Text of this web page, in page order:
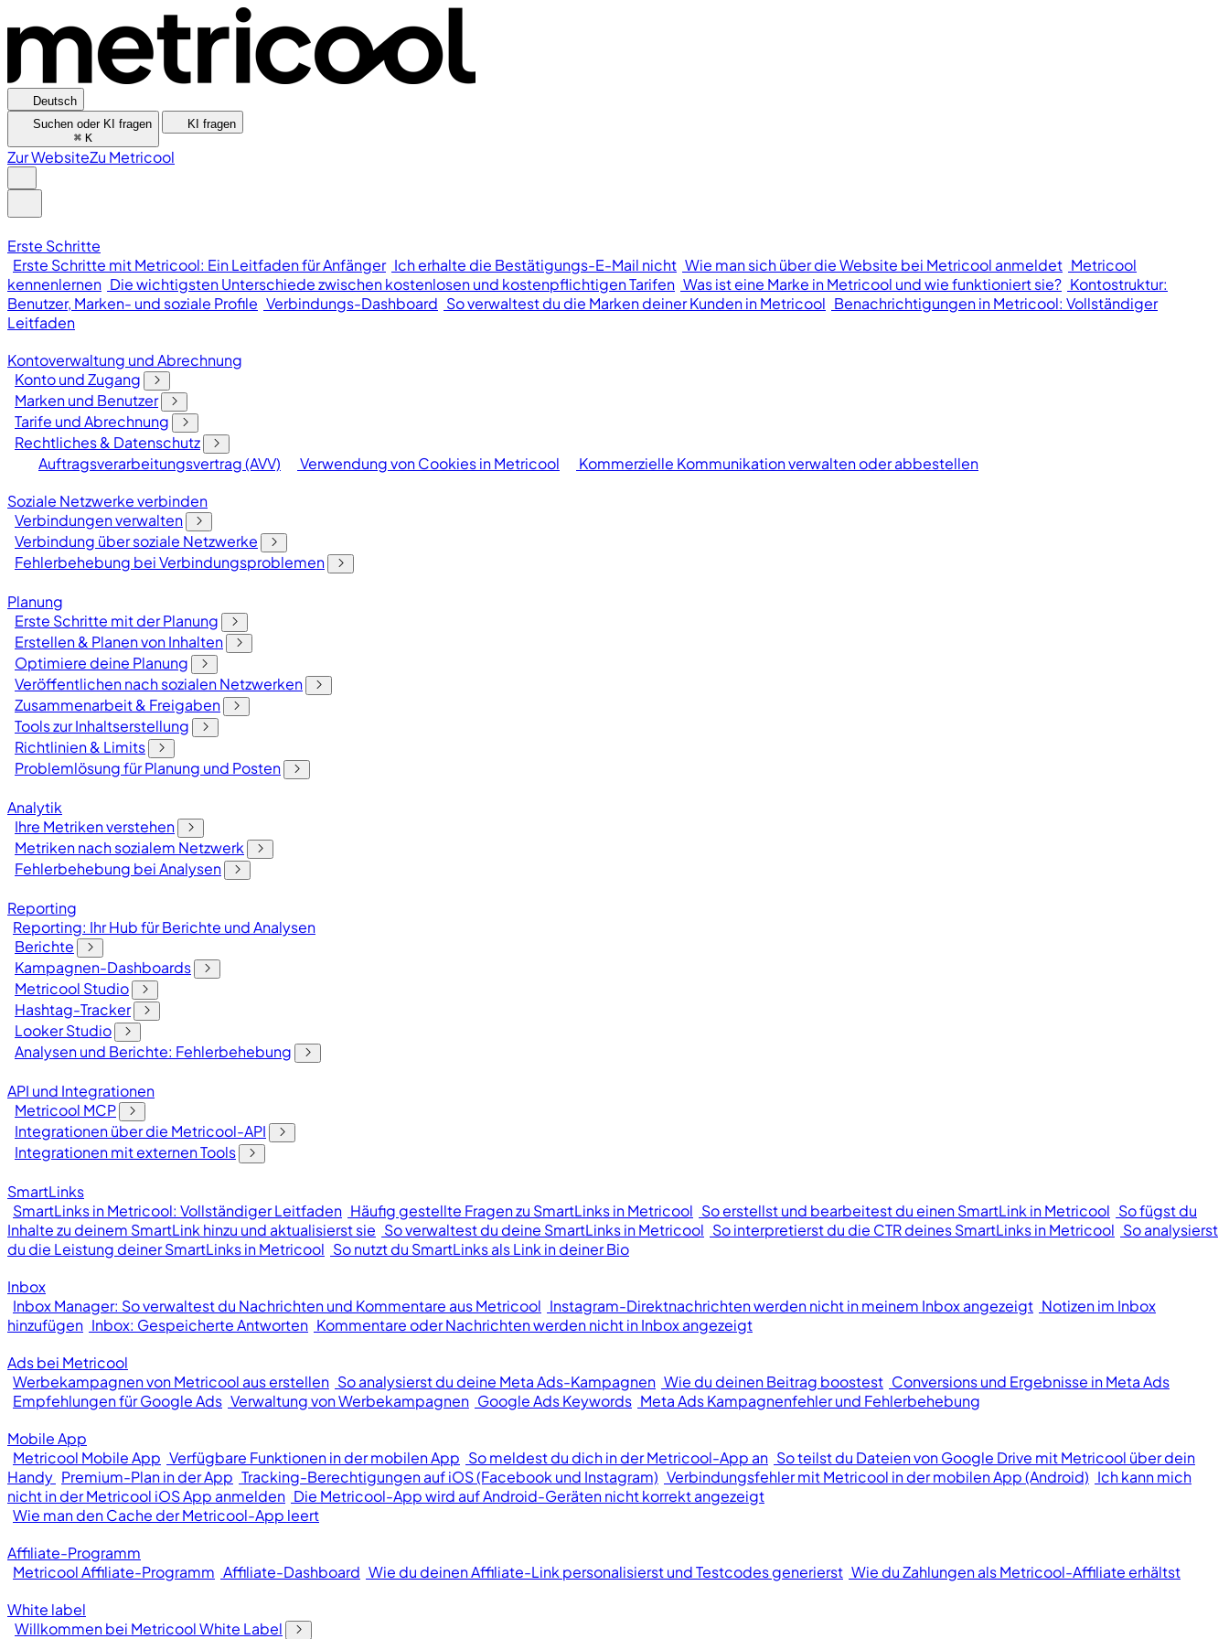
Deutsch
Suchen oder KI fragen
⌘ K
KI fragen
Zur WebsiteZu Metricool
Erste Schritte
Erste Schritte mit Metricool: Ein Leitfaden für Anfänger Ich erhalte die Bestätigungs-E-Mail nicht Wie man sich über die Website bei Metricool anmeldet Metricool
kennenlernen Die wichtigsten Unterschiede zwischen kostenlosen und kostenpflichtigen Tarifen Was ist eine Marke in Metricool und wie funktioniert sie? Kontostruktur:
Benutzer, Marken- und soziale Profile Verbindungs-Dashboard So verwaltest du die Marken deiner Kunden in Metricool Benachrichtigungen in Metricool: Vollständiger
Leitfaden
Kontoverwaltung und Abrechnung
Konto und Zugang
Marken und Benutzer
Tarife und Abrechnung
Rechtliches & Datenschutz
Auftragsverarbeitungsvertrag (AVV)
Verwendung von Cookies in Metricool
Kommerzielle Kommunikation verwalten oder abbestellen
Soziale Netzwerke verbinden
Verbindungen verwalten
Verbindung über soziale Netzwerke
Fehlerbehebung bei Verbindungsproblemen
Planung
Erste Schritte mit der Planung
Erstellen & Planen von Inhalten
Optimiere deine Planung
Veröffentlichen nach sozialen Netzwerken
Zusammenarbeit & Freigaben
Tools zur Inhaltserstellung
Richtlinien & Limits
Problemlösung für Planung und Posten
Analytik
Ihre Metriken verstehen
Metriken nach sozialem Netzwerk
Fehlerbehebung bei Analysen
Reporting
Reporting: Ihr Hub für Berichte und Analysen
Berichte
Kampagnen-Dashboards
Metricool Studio
Hashtag-Tracker
Looker Studio
Analysen und Berichte: Fehlerbehebung
API und Integrationen
Metricool MCP
Integrationen über die Metricool-API
Integrationen mit externen Tools
SmartLinks
SmartLinks in Metricool: Vollständiger Leitfaden Häufig gestellte Fragen zu SmartLinks in Metricool So erstellst und bearbeitest du einen SmartLink in Metricool So fügst du
Inhalte zu deinem SmartLink hinzu und aktualisierst sie So verwaltest du deine SmartLinks in Metricool So interpretierst du die CTR deines SmartLinks in Metricool So analysierst
du die Leistung deiner SmartLinks in Metricool So nutzt du SmartLinks als Link in deiner Bio
Inbox
Inbox Manager: So verwaltest du Nachrichten und Kommentare aus Metricool Instagram-Direktnachrichten werden nicht in meinem Inbox angezeigt Notizen im Inbox
hinzufügen Inbox: Gespeicherte Antworten Kommentare oder Nachrichten werden nicht in Inbox angezeigt
Ads bei Metricool
Werbekampagnen von Metricool aus erstellen So analysierst du deine Meta Ads-Kampagnen Wie du deinen Beitrag boostest Conversions und Ergebnisse in Meta Ads
Empfehlungen für Google Ads Verwaltung von Werbekampagnen Google Ads Keywords Meta Ads Kampagnenfehler und Fehlerbehebung
Mobile App
Metricool Mobile App Verfügbare Funktionen in der mobilen App So meldest du dich in der Metricool-App an So teilst du Dateien von Google Drive mit Metricool über dein
Handy Premium-Plan in der App Tracking-Berechtigungen auf iOS (Facebook und Instagram) Verbindungsfehler mit Metricool in der mobilen App (Android) Ich kann mich
nicht in der Metricool iOS App anmelden Die Metricool-App wird auf Android-Geräten nicht korrekt angezeigt
Wie man den Cache der Metricool-App leert
Affiliate-Programm
Metricool Affiliate-Programm Affiliate-Dashboard Wie du deinen Affiliate-Link personalisierst und Testcodes generierst Wie du Zahlungen als Metricool-Affiliate erhältst
White label
Willkommen bei Metricool White Label